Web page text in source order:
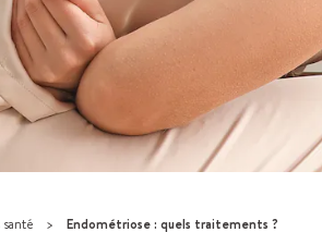
> Endométriose : quels traitements ?